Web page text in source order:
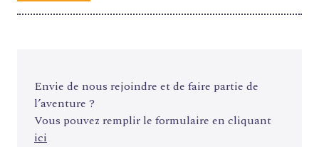
Envie de nous rejoindre et de faire partie de
l’aventure ?
Vous pouvez remplir le formulaire en cliquant
ici